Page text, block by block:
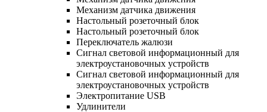
Механизм датчика движения
Настольный розеточный блок
Настольный розеточный блок
Переключатель жалюзи
Сигнал световой информационный для
электроустановочных устройств
Сигнал световой информационный для
электроустановочных устройств
Электропитание USB
Удлинители